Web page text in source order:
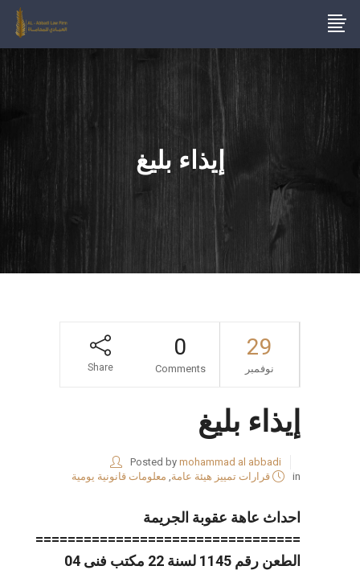
إيذاء بليغ
29
نوفمبر
0
Comments
Share
إيذاء بليغ
Posted by mohammad al abbadi
in
قرارات تمييز هيئة عامة, معلومات قانونية يومية
احداث عاهة عقوبة الجريمة
=================================
الطعن رقم 1145 لسنة 22 مكتب فنى 04